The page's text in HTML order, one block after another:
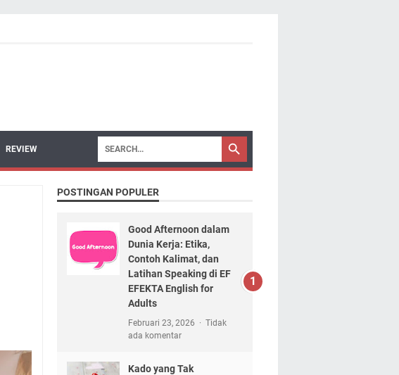
REVIEW
POSTINGAN POPULER
Good Afternoon dalam
Dunia Kerja: Etika,
Contoh Kalimat, dan
Latihan Speaking di EF
EFEKTA English for
Adults
Februari 23, 2026
Tidak
ada komentar
Kado yang Tak